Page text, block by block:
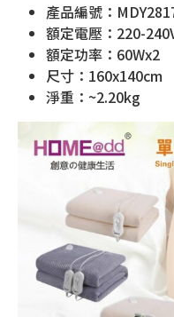
產品編號：
額定電壓：220-
額定功率：60Wx2
尺寸：160x140cm
淨重：~2.20kg